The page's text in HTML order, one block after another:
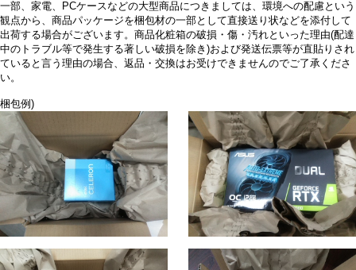
一部、家電、PCケースなどの大型商品につきましては、環境への配慮という
観点から、商品パッケージを梱包材の一部として直接送り状などを添付して
出荷する場合がございます。商品化粧箱の破損・傷・汚れといった理由(配達
中のトラブル等で発生する著しい破損を除き)および発送伝票等が直貼りされ
ていると言う理由の場合、返品・交換はお受けできませんのでご了承くださ
い。
梱包例)